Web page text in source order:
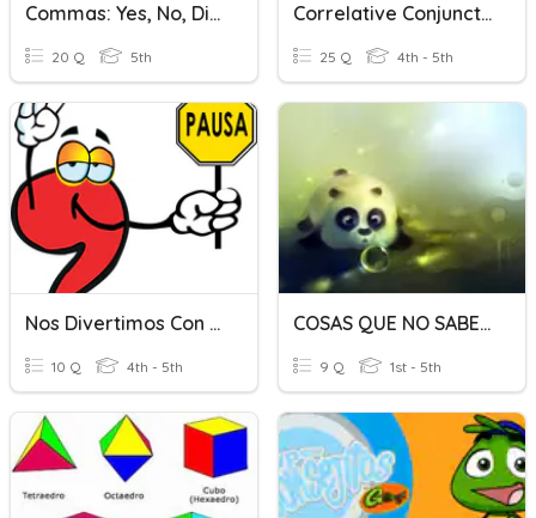
Commas: Yes, No, Direct Address, And Tag Questions
20 Q 5th
Correlative Conjunctions And Commas And Introductory Elements 5L1e, 5L2c
25 Q 4th - 5th
Nos Divertimos Con La Coma
10 Q 4th - 5th
COSAS QUE NO SABES DECIDIR
9 Q 1st - 5th